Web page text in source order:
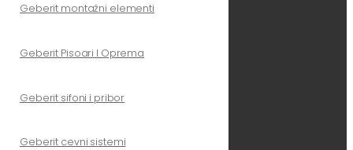
Geberit montažni elementi
Geberit Pisoari I Oprema
Geberit sifoni i pribor
Geberit cevni sistemi